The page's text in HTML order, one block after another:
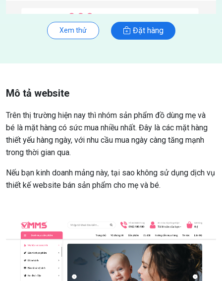
Xem thử Đặt hàng
Mô tả website
Trên thị trường hiện nay thì nhóm sản phẩm đồ dùng mẹ và
bé là mặt hàng có sức mua nhiều nhất. Đây là các mặt hàng
thiết yếu hàng ngày, với nhu cầu mua ngày càng tăng mạnh
trong thời gian qua.
Nếu bạn kinh doanh mảng này, tại sao không sử dụng dịch vụ
thiết kế website bán sản phẩm cho mẹ và bé.